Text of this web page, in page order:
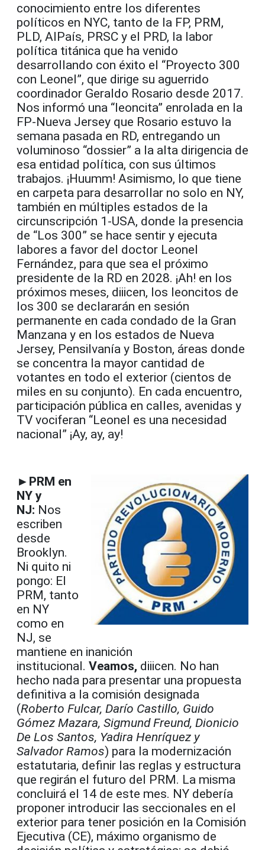
conocimiento entre los diferentes
políticos en NYC, tanto de la FP, PRM,
PLD, AlPaís, PRSC y el PRD, la labor
política titánica que ha venido
desarrollando con éxito el “Proyecto 300
con Leonel”, que dirige su aguerrido
coordinador Geraldo Rosario desde 2017.
Nos informó una “leoncita” enrolada en la
FP-Nueva Jersey que Rosario estuvo la
semana pasada en RD, entregando un
voluminoso “dossier” a la alta dirigencia de
esa entidad política, con sus últimos
trabajos. ¡Huumm! Asimismo, lo que tiene
en carpeta para desarrollar no solo en NY,
también en múltiples estados de la
circunscripción 1-USA, donde la presencia
de “Los 300” se hace sentir y ejecuta
labores a favor del doctor Leonel
Fernández, para que sea el próximo
presidente de la RD en 2028. ¡Ah! en los
próximos meses, diiicen, los leoncitos de
los 300 se declararán en sesión
permanente en cada condado de la Gran
Manzana y en los estados de Nueva
Jersey, Pensilvanía y Boston, áreas donde
se concentra la mayor cantidad de
votantes en todo el exterior (cientos de
miles en su conjunto). En cada encuentro,
participación pública en calles, avenidas y
TV vociferan “Leonel es una necesidad
nacional” ¡Ay, ay, ay!
►PRM en
NY y
NJ: Nos
escriben
desde
Brooklyn.
Ni quito ni
pongo: El
PRM, tanto
en NY
como en
NJ, se
mantiene en inanición
institucional. Veamos, diiicen. No han
hecho nada para presentar una propuesta
definitiva a la comisión designada
(Roberto Fulcar, Darío Castillo, Guido
Gómez Mazara, Sigmund Freund, Dionicio
De Los Santos, Yadira Henríquez y
Salvador Ramos) para la modernización
estatutaria, definir las reglas y estructura
que regirán el futuro del PRM. La misma
concluirá el 14 de este mes. NY debería
proponer introducir las seccionales en el
exterior para tener posición en la Comisión
Ejecutiva (CE), máximo organismo de